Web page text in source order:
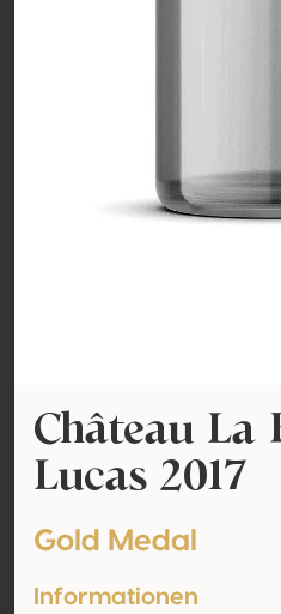
Château La
Lucas 2017
Gold Medal
Informationen